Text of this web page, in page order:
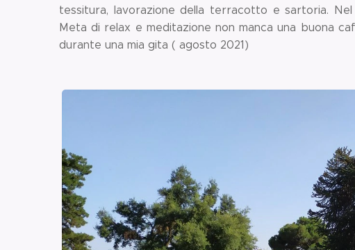
tessitura, lavorazione della terracotto e sartoria.
Meta di relax e meditazione non manca una buona
durante una mia gita ( agosto 2021)